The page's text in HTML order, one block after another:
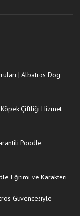
| Albatros Dog
Köpek Çiftliği Hizmet
Poodle
Eğitimi ve Karakteri
Güvencesiyle